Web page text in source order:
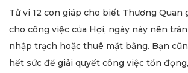
Tử vi 12 con giáp cho biết Thương Quan
cho công việc của Hợi, ngày này nên
nhập trạch hoặc thuê mặt bằng. Bạn
hết sức để giải quyết công việc tồn